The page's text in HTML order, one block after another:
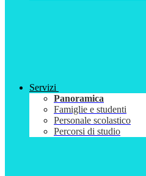
Servizi
Panoramica
Famiglie e studenti
Personale scolastico
Percorsi di studio